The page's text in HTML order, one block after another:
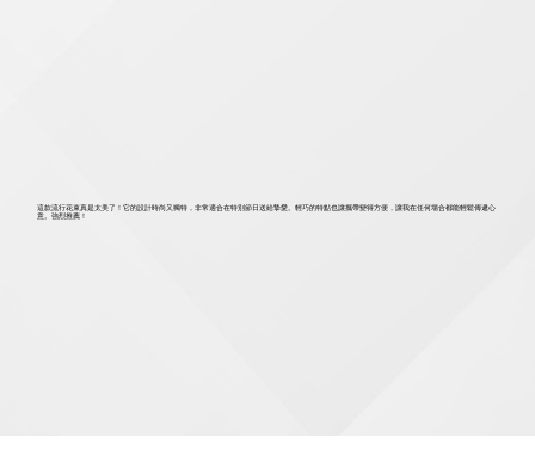
這款流行花束真是太美了！它的設計時尚又獨特，非常適合在特別節日送給摯愛。輕巧的特點也讓攜帶變得方便，讓我在任何場合都能輕鬆傳遞心
意。強烈推薦！